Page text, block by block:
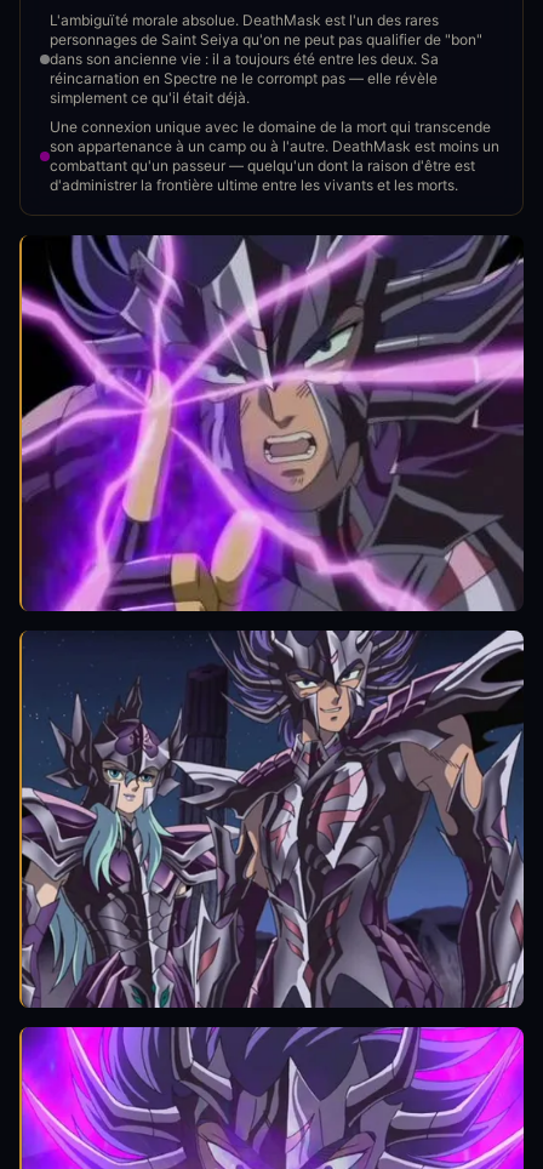
L'ambiguïté morale absolue. DeathMask est l'un des rares
personnages de Saint Seiya qu'on ne peut pas qualifier de "bon"
dans son ancienne vie : il a toujours été entre les deux. Sa
réincarnation en Spectre ne le corrompt pas — elle révèle
simplement ce qu'il était déjà.
Une connexion unique avec le domaine de la mort qui transcende
son appartenance à un camp ou à l'autre. DeathMask est moins un
combattant qu'un passeur — quelqu'un dont la raison d'être est
d'administrer la frontière ultime entre les vivants et les morts.